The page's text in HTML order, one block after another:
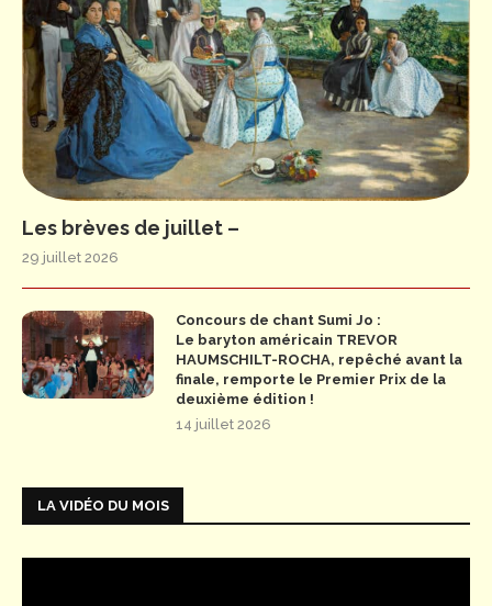
Les brèves de juillet –
29 juillet 2026
Concours de chant Sumi Jo :
Le baryton américain TREVOR
HAUMSCHILT-ROCHA, repêché avant la
finale, remporte le Premier Prix de la
deuxième édition !
14 juillet 2026
LA VIDÉO DU MOIS